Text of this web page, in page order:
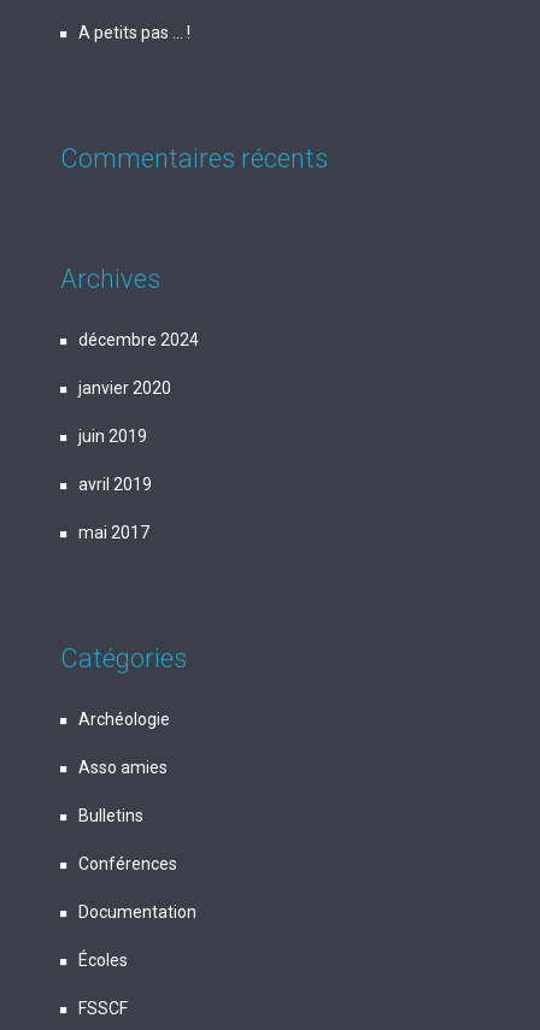
A petits pas … !
Commentaires récents
Archives
décembre 2024
janvier 2020
juin 2019
avril 2019
mai 2017
Catégories
Archéologie
Asso amies
Bulletins
Conférences
Documentation
Écoles
FSSCF